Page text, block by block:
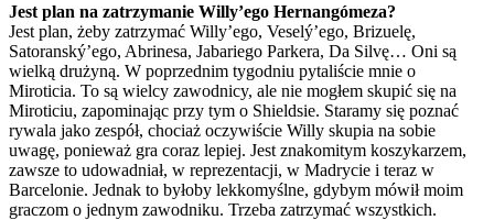
Jest plan na zatrzymanie Willy’ego Hernangómeza?
Jest plan, żeby zatrzymać Willy’ego, Veselý’ego, Brizuelę,
Satoranský’ego, Abrinesa, Jabariego Parkera, Da Silvę… Oni są
wielką drużyną. W poprzednim tygodniu pytaliście mnie o
Miroticia. To są wielcy zawodnicy, ale nie mogłem skupić się na
Miroticiu, zapominając przy tym o Shieldsie. Staramy się poznać
rywala jako zespół, chociaż oczywiście Willy skupia na sobie
uwagę, ponieważ gra coraz lepiej. Jest znakomitym koszykarzem,
zawsze to udowadniał, w reprezentacji, w Madrycie i teraz w
Barcelonie. Jednak to byłoby lekkomyślne, gdybym mówił moim
graczom o jednym zawodniku. Trzeba zatrzymać wszystkich.